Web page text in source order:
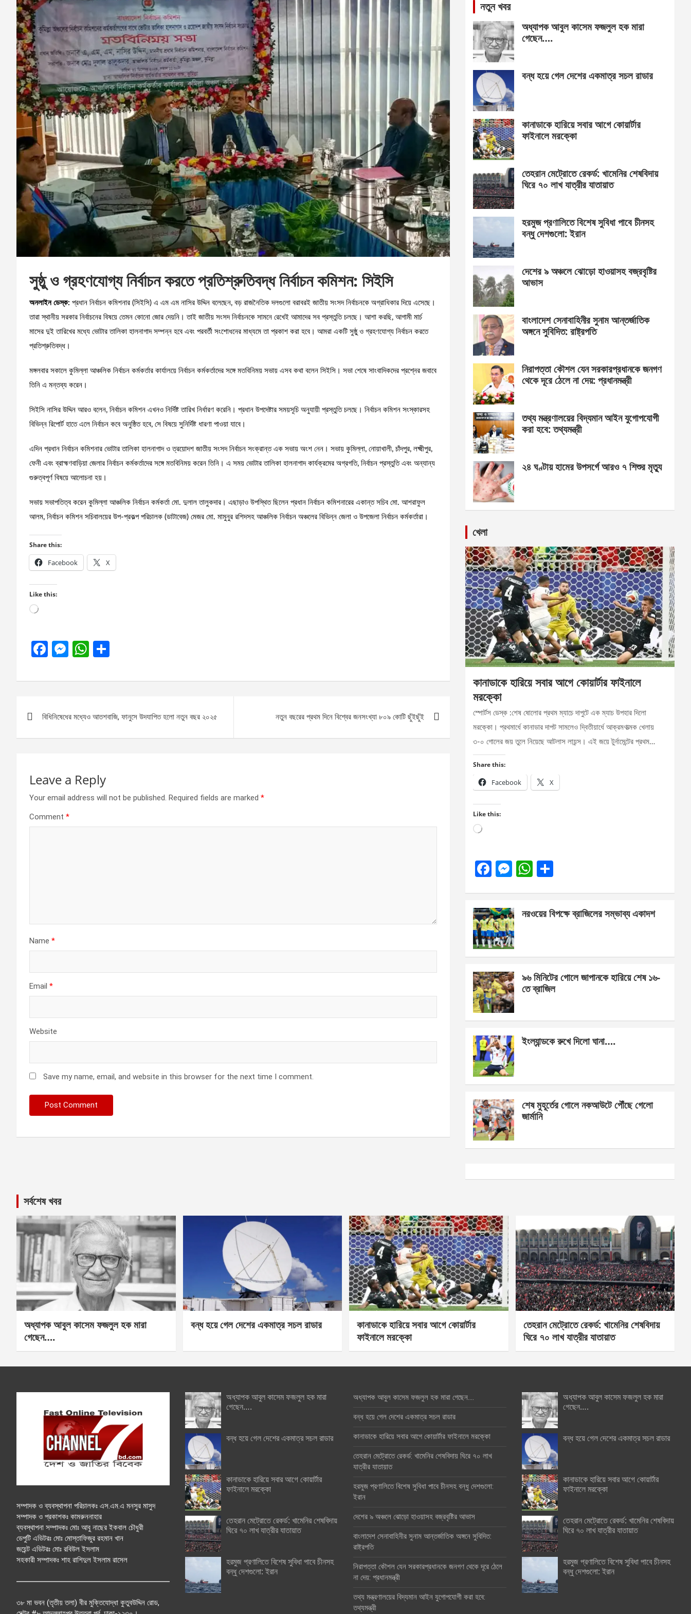
সুষ্ঠু ও গ্রহণযোগ্য নির্বাচন করতে প্রতিশ্রুতিবদ্ধ নির্বাচন কমিশন: সিইসি
অনলাইন ডেস্ক: প্রধান নির্বাচন কমিশনার (সিইসি) এ এম এম নাসির উদ্দিন বলেছেন, বড় রাজনৈতিক দলগুলো বরাবরই জাতীয় সংসদ নির্বাচনকে অগ্রাধিকার দিয়ে এসেছে।
তারা স্থানীয় সরকার নির্বাচনের বিষয়ে তেমন কোনো জোর দেয়নি। তাই জাতীয় সংসদ নির্বাচনকে সামনে রেখেই আমাদের সব প্রস্তুতি চলছে। আশা করছি, আগামী মার্চ
মাসের দুই তারিখের মধ্যে ভোটার তালিকা হালনাগাদ সম্পন্ন হবে এবং পরবর্তী সংশোধনের মাধ্যমে তা প্রকাশ করা হবে। আমরা একটি সুষ্ঠু ও গ্রহণযোগ্য নির্বাচন করতে
প্রতিশ্রুতিবদ্ধ।
মঙ্গলবার সকালে কুমিল্লা আঞ্চলিক নির্বাচন কর্মকর্তার কার্যালয়ে নির্বাচন কর্মকর্তাদের সঙ্গে মতবিনিময় সভায় এসব কথা বলেন সিইসি। সভা শেষে সাংবাদিকদের প্রশ্নের জবাবে
তিনি এ মন্তব্য করেন।
সিইসি নাসির উদ্দিন আরও বলেন, নির্বাচন কমিশন এখনও নির্দিষ্ট তারিখ নির্ধারণ করেনি। প্রধান উপদেষ্টার সময়সূচি অনুযায়ী প্রস্তুতি চলছে। নির্বাচন কমিশন সংস্কারসহ
বিভিন্ন রিপোর্ট হাতে এলে নির্বাচন কবে অনুষ্ঠিত হবে, সে বিষয়ে সুনির্দিষ্ট ধারণা পাওয়া যাবে।
এদিন প্রধান নির্বাচন কমিশনার ভোটার তালিকা হালনাগাদ ও ত্রয়োদশ জাতীয় সংসদ নির্বাচন সংক্রান্ত এক সভায় অংশ নেন। সভায় কুমিল্লা, নোয়াখালী, চাঁদপুর, লক্ষ্মীপুর,
ফেনী এবং ব্রাহ্মণবাড়িয়া জেলার নির্বাচন কর্মকর্তাদের সঙ্গে মতবিনিময় করেন তিনি। এ সময় ভোটার তালিকা হালনাগাদ কার্যক্রমের অগ্রগতি, নির্বাচন প্রস্তুতি এবং অন্যান্য
গুরুত্বপূর্ণ বিষয়ে আলোচনা হয়।
সভায় সভাপতিত্ব করেন কুমিল্লা আঞ্চলিক নির্বাচন কর্মকর্তা মো. দুলাল তালুকদার। এছাড়াও উপস্থিত ছিলেন প্রধান নির্বাচন কমিশনারের একান্ত সচিব মো. আশরাফুল
আলম, নির্বাচন কমিশন সচিবালয়ের উপ-প্রকল্প পরিচালক (ডাটাবেজ) মেজর মো. মামুনুর রশিদসহ আঞ্চলিক নির্বাচন অঞ্চলের বিভিন্ন জেলা ও উপজেলা নির্বাচন কর্মকর্তারা।
Share this:
Facebook X
Like this:
Loading…
F
ce
o
M
se
g
W
at
A
ar
navigation
বিধিনিষেধের মধ্যেও আতশবাজি, ফানুসে উদযাপিত হলো নতুন বছর ২০২৫ নতুন বছরের প্রথম দিনে বিশ্বের জনসংখ্যা ৮০৯ কোটি ছুঁইছুঁই
Leave a Reply
Your email address will not be published. Required fields are marked *
Comment *
Name *
Email *
Website
Save my name, email, and website in this browser for the next time I comment.
নতুন খবর
অধ্যাপক আবুল কাসেম ফজলুল হক মারা
গেছেন….
বন্ধ হয়ে গেল দেশের একমাত্র সচল রাডার
কানাডাকে হারিয়ে সবার আগে কোয়ার্টার
ফাইনালে মরক্কো
তেহরান মেট্রোতে রেকর্ড: খামেনির শেষবিদায়
ঘিরে ৭০ লাখ যাত্রীর যাতায়াত
হরমুজ প্রণালিতে বিশেষ সুবিধা পাবে চীনসহ
বন্ধু দেশগুলো: ইরান
দেশের ৯ অঞ্চলে ঝোড়ো হাওয়াসহ বজ্রবৃষ্টির
আভাস
বাংলাদেশ সেনাবাহিনীর সুনাম আন্তর্জাতিক
অঙ্গনে সুবিদিত: রাষ্ট্রপতি
নিরাপত্তা কৌশল যেন সরকারপ্রধানকে জনগণ
থেকে দূরে ঠেলে না দেয়: প্রধানমন্ত্রী
তথ্য মন্ত্রণালয়ের বিদ্যমান আইন যুগোপযোগী
করা হবে: তথ্যমন্ত্রী
২৪ ঘণ্টায় হামের উপসর্গে আরও ৭ শিশুর মৃত্যু
খেলা
কানাডাকে হারিয়ে সবার আগে কোয়ার্টার ফাইনালে
মরক্কো
স্পোর্টস ডেস্ক :শেষ ষোলোর প্রথম ম্যাচে দাপুটে এক ম্যাচ উপহার দিলো
মরক্কো। প্রথমার্ধে কানাডার দাপট সামলেও দ্বিতীয়ার্ধে আক্রমণাত্মক খেলায়
৩-০ গোলের জয় তুলে নিয়েছে আটলাস লায়ন্স। এই জয়ে টুর্নামেন্টের প্রথম…
Share this:
Facebook X
Like this:
Loading…
F
b
o
o
k
M
n
g
er
W
s
e
নরওয়ের বিপক্ষে ব্রাজিলের সম্ভাব্য একাদশ
৯৬ মিনিটের গোলে জাপানকে হারিয়ে শেষ ১৬-
তে ব্রাজিল
ইংল্যান্ডকে রুখে দিলো ঘানা….
শেষ মুহূর্তের গোলে নকআউটে পৌঁছে গেলো
জার্মানি
সর্বশেষ খবর
অধ্যাপক আবুল কাসেম ফজলুল হক মারা
গেছেন….
বন্ধ হয়ে গেল দেশের একমাত্র সচল রাডার
কানাডাকে হারিয়ে সবার আগে কোয়ার্টার
ফাইনালে মরক্কো
তেহরান মেট্রোতে রেকর্ড: খামেনির শেষবিদায়
ঘিরে ৭০ লাখ যাত্রীর যাতায়াত
সম্পাদক ও ব্যবস্থাপনা পরিচালকঃ এস.এম.এ মনসুর মাসুদ
সম্পাদক ও প্রকাশকঃ কামরুননাহার
ব্যবস্থাপনা সম্পাদকঃ মোঃ আবু নাছের ইকবাল চৌধুরী
ডেপুটি এডিটরঃ মোঃ মোস্তাফিজুর রহমান খান
জয়েন্ট এডিটরঃ মোঃ রবিউল ইসলাম
সহকারী সম্পাদকঃ শাহ রাশিদুল ইসলাম রাসেল
৩৮ মা ভবন (তৃতীয় তলা) বীর মুক্তিযোদ্ধা কুতুবউদ্দিন রোড,
অধ্যাপক আবুল কাসেম ফজলুল হক মারা
গেছেন….
বন্ধ হয়ে গেল দেশের একমাত্র সচল রাডার
কানাডাকে হারিয়ে সবার আগে কোয়ার্টার
ফাইনালে মরক্কো
তেহরান মেট্রোতে রেকর্ড: খামেনির শেষবিদায়
ঘিরে ৭০ লাখ যাত্রীর যাতায়াত
হরমুজ প্রণালিতে বিশেষ সুবিধা পাবে চীনসহ
বন্ধু দেশগুলো: ইরান
অধ্যাপক আবুল কাসেম ফজলুল হক মারা গেছেন….
বন্ধ হয়ে গেল দেশের একমাত্র সচল রাডার
কানাডাকে হারিয়ে সবার আগে কোয়ার্টার ফাইনালে মরক্কো
তেহরান মেট্রোতে রেকর্ড: খামেনির শেষবিদায় ঘিরে ৭০ লাখ
যাত্রীর যাতায়াত
হরমুজ প্রণালিতে বিশেষ সুবিধা পাবে চীনসহ বন্ধু দেশগুলো:
ইরান
দেশের ৯ অঞ্চলে ঝোড়ো হাওয়াসহ বজ্রবৃষ্টির আভাস
বাংলাদেশ সেনাবাহিনীর সুনাম আন্তর্জাতিক অঙ্গনে সুবিদিত:
রাষ্ট্রপতি
নিরাপত্তা কৌশল যেন সরকারপ্রধানকে জনগণ থেকে দূরে ঠেলে
না দেয়: প্রধানমন্ত্রী
তথ্য মন্ত্রণালয়ের বিদ্যমান আইন যুগোপযোগী করা হবে:
তথ্যমন্ত্রী
অধ্যাপক আবুল কাসেম ফজলুল হক মারা
গেছেন….
বন্ধ হয়ে গেল দেশের একমাত্র সচল রাডার
কানাডাকে হারিয়ে সবার আগে কোয়ার্টার
ফাইনালে মরক্কো
তেহরান মেট্রোতে রেকর্ড: খামেনির শেষবিদায়
ঘিরে ৭০ লাখ যাত্রীর যাতায়াত
হরমুজ প্রণালিতে বিশেষ সুবিধা পাবে চীনসহ
বন্ধু দেশগুলো: ইরান